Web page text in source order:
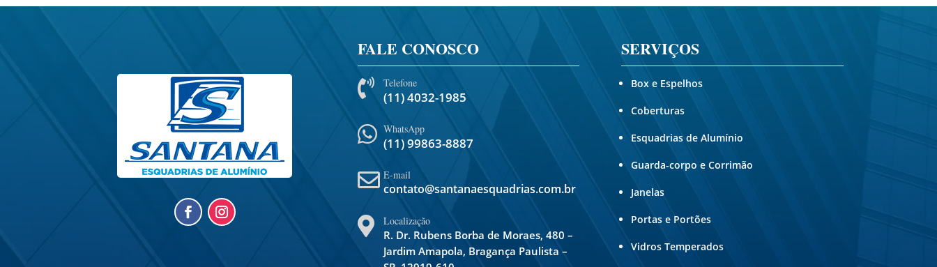
FALE CONOSCO
 Telefone
(11) 4032-1985
 WhatsApp
(11) 99863-8887
 E-mail
contato@santanaesquadrias.com.br
 Localização
R. Dr. Rubens Borba de Moraes, 480 –
Jardim Amapola, Bragança Paulista –
SERVIÇOS
Box e Espelhos
Coberturas
Esquadrias de Alumínio
Guarda-corpo e Corrimão
Janelas
Portas e Portões
Vidros Temperados